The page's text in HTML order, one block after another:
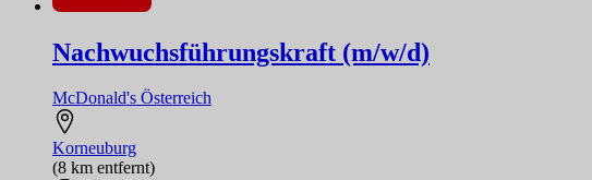
Nachwuchsführungskraft (m/w/d)
McDonald's Österreich
Korneuburg
(8 km entfernt)